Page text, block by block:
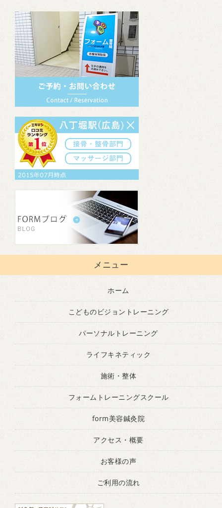
メニュー
ホーム
こどものビジョントレーニング
パーソナルトレーニング
ライフキネティック
施術・整体
フォームトレーニングスクール
form美容鍼灸院
アクセス・概要
お客様の声
ご利用の流れ